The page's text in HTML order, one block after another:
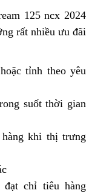
125 ncx 2024
rất nhiều ưu đãi
tỉnh theo yêu
suốt thời gian
khi thị trưng
chỉ tiêu hàng